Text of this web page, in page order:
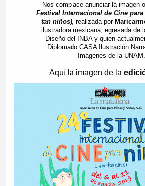
Nos complace anunciar la imagen
Festival Internacional de Cine
tan niños), realizada por
ilustradora mexicana, egresada de
Diseño del INBA y quien
Diplomado CASA Ilustración
Imágenes de la UNAM.
Aquí la imagen de la